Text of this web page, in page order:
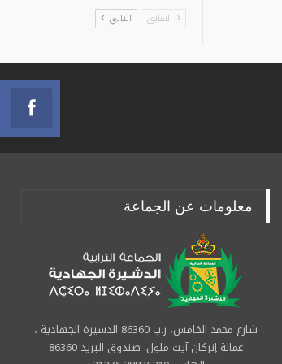
السابق التالي
معلومات عن الجماعة
شارع محمد الخامس، ر.ب 86360 الدشيرة الجهادية ،
عمالة إنزكان آيت ملول. صندوق البريد 86360